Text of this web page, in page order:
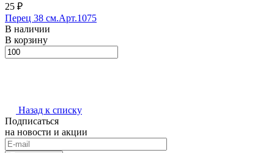
25 ₽
Перец 38 см.Арт.1075
В наличии
В корзину
Назад к списку
Подписаться
на новости и акции